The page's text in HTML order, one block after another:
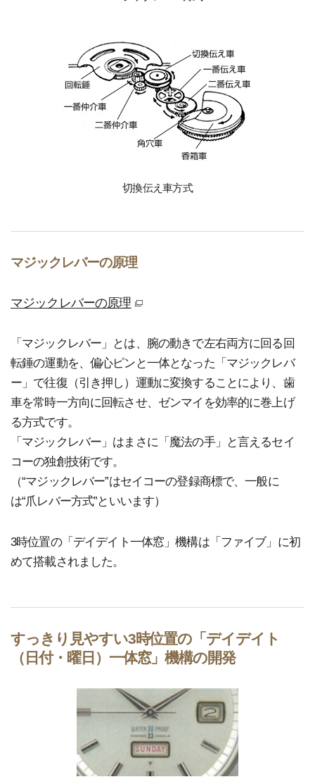
切換伝え車方式
マジックレバーの原理
マジックレバーの原理
「マジックレバー」とは、腕の動きで左右両方に回る回
転錘の運動を、偏心ピンと一体となった「マジックレバ
ー」で往復（引き押し）運動に変換することにより、歯
車を常時一方向に回転させ、ゼンマイを効率的に巻上げ
る方式です。
「マジックレバー」はまさに「魔法の手」と言えるセイ
コーの独創技術です。
（“マジックレバー”はセイコーの登録商標で、一般に
は“爪レバー方式”といいます）
3時位置の「デイデイト一体窓」機構は「ファイブ」に初
めて搭載されました。
すっきり見やすい3時位置の「デイデイト
（日付・曜日）一体窓」機構の開発